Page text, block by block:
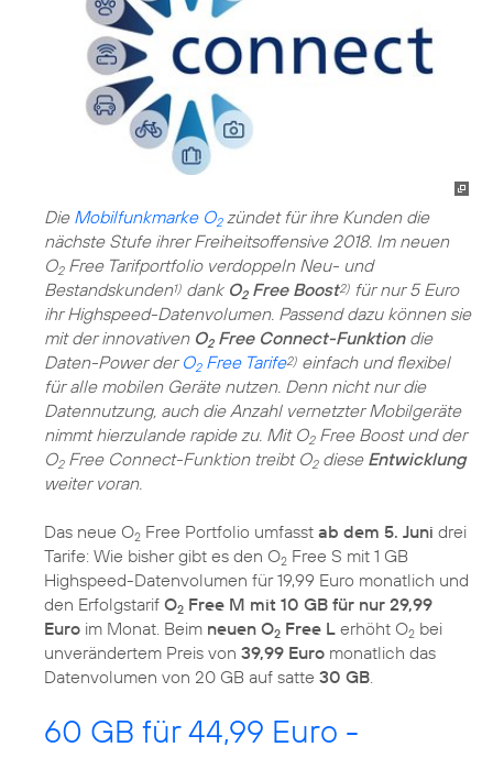
Die Mobilfunkmarke O2zündet für ihre Kunden die
nächste Stufe ihrer Freiheitsoffensive 2018. Im neuen
O2Free Tarifportfolio verdoppeln Neu- und
Bestandskunden1) dank O2Free Boost2) für nur 5 Euro
ihr Highspeed-Datenvolumen. Passend dazu können sie
mit der innovativen O2Free Connect-Funktiondie
Daten-Power der O2Free Tarife2) einfach und flexibel
für alle mobilen Geräte nutzen. Denn nicht nur die
Datennutzung, auch die Anzahl vernetzter Mobilgeräte
nimmt hierzulande rapide zu. Mit O2Free Boost und der
O2Free Connect-Funktion treibt O2diese Entwicklung
weiter voran.
Das neue O2 Free Portfolio umfasst ab dem 5. Juni drei
Tarife: Wie bisher gibt es den O2 Free S mit 1 GB
Highspeed-Datenvolumen für 19,99 Euro monatlich und
den Erfolgstarif O2 Free M mit 10 GB für nur 29,99
Euro im Monat. Beim neuen O2 Free L erhöht O2 bei
unverändertem Preis von 39,99 Euro monatlich das
Datenvolumen von 20 GB auf satte 30 GB
60 GB für 44,99 Euro -